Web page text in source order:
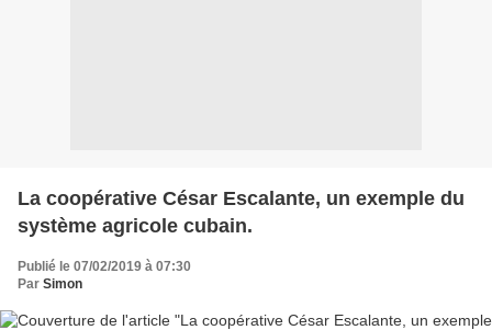
La coopérative César Escalante, un exemple du
système agricole cubain.
Publié le 07/02/2019 à 07:30
Par Simon